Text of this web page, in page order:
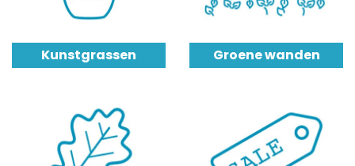
Kunstgrassen Groene wanden